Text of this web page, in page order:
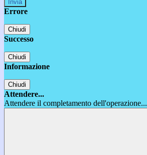
Errore
Chiudi
Successo
Chiudi
Informazione
Chiudi
Attendere...
Attendere il completamento dell'operazione...